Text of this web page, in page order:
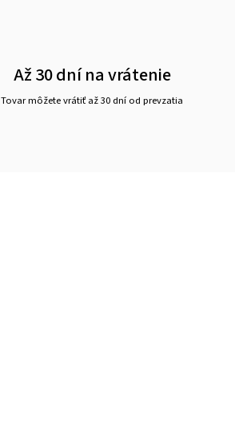
Až 30 dní na vrátenie
Tovar môžete vrátiť až 30 dní od prevzatia